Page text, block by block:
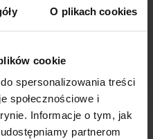
O plikach cookies
cookie
spersonalizowania treści
społecznościowe i
Informacje o tym, jak
partnerom